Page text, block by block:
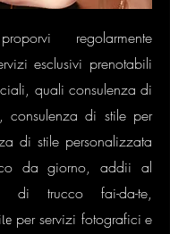
regolarmente
esclusivi prenotabili
quali consulenza di
consulenza di stile per
di stile personalizzata
da giorno, addii al
di trucco fai-da-te,
per servizi fotografici e